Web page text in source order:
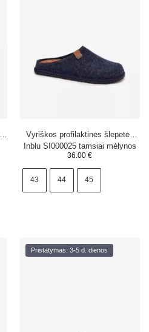
Vyriškos profilaktinės šlepetės
Inblu SI000025 tamsiai mėlynos
spalvos
36.00 €
43 44 45
Pristatymas: 3-5 d. dienos